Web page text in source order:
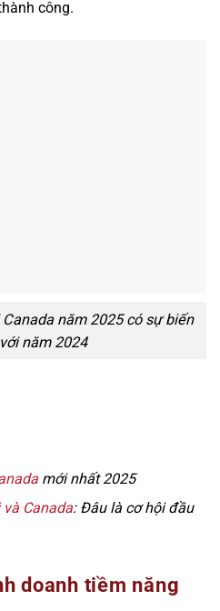
công.
năm 2025 có sự biến
năm 2024
mới nhất 2025
Canada: Đâu là cơ hội đầu
doanh tiềm năng